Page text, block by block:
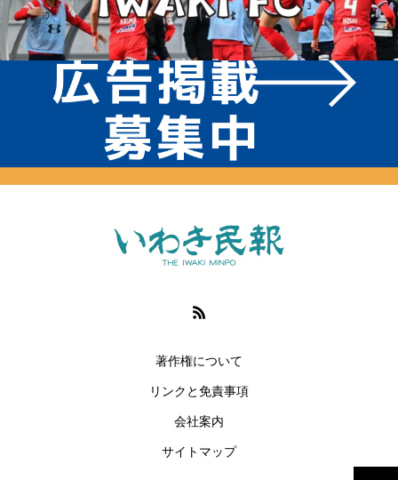
著作権について
リンクと免責事項
会社案内
サイトマップ